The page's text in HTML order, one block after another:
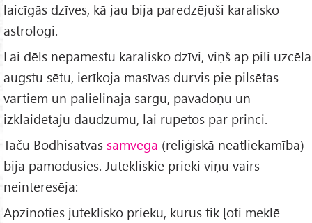
laicīgās dzīves, kā jau bija paredzējuši karalisko
astrologi.
Lai dēls nepamestu karalisko dzīvi, viņš ap pili uzcēla
augstu sētu, ierīkoja masīvas durvis pie pilsētas
vārtiem un palielināja sargu, pavadoņu un
izklaidētāju daudzumu, lai rūpētos par princi.
Taču Bodhisatvas samvega (reliģiskā neatliekamība)
bija pamodusies. Jutekliskie prieki viņu vairs
neinteresēja:
Apzinoties juteklisko prieku, kurus tik ļoti meklē